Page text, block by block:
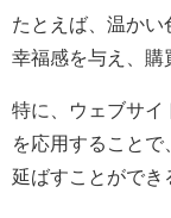
たとえば、温か
幸福感を与え、購
特に、ウェブサイ
を応用すること
延ばすことができ